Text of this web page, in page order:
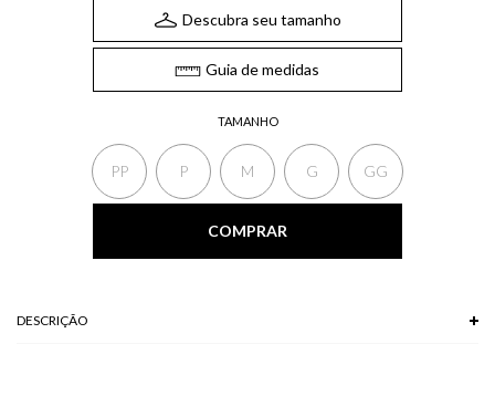
TAMANHO
PP P M G GG
Descubra seu tamanho
Guia de medidas
COMPRAR
DESCRIÇÃO